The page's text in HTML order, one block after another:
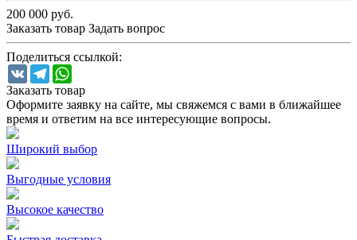
200 000 руб.
Заказать товар Задать вопрос
Поделиться ссылкой:
VK Telegram
Заказать товар
Оформите заявку на сайте, мы свяжемся с вами в ближайшее
время и ответим на все интересующие вопросы.
Широкий выбор
Выгодные условия
Высокое качество